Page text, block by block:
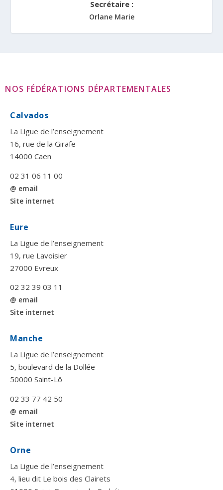
Secrétaire :
Orlane Marie
NOS FÉDÉRATIONS DÉPARTEMENTALES
Calvados
La Ligue de l’enseignement
16, rue de la Girafe
14000 Caen
02 31 06 11 00
@ email
Site internet
Eure
La Ligue de l’enseignement
19, rue Lavoisier
27000 Evreux
02 32 39 03 11
@ email
Site internet
Manche
La Ligue de l’enseignement
5, boulevard de la Dollée
50000 Saint-Lô
02 33 77 42 50
@ email
Site internet
Orne
La Ligue de l’enseignement
4, lieu dit Le bois des Clairets